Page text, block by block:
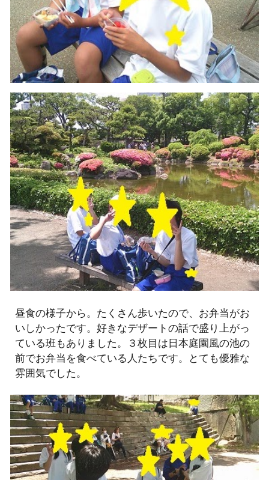
昼食の様子から。たくさん歩いたので、お弁当がお
いしかったです。好きなデザートの話で盛り上がっ
ている班もありました。３枚目は日本庭園風の池の
前でお弁当を食べている人たちです。とても優雅な
雰囲気でした。